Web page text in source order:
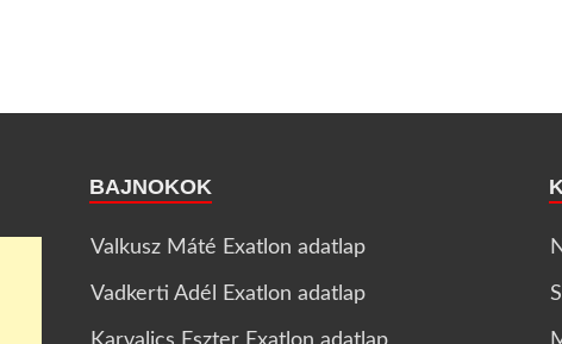
BAJNOKOK
Valkusz Máté Exatlon adatlap
Vadkerti Adél Exatlon adatlap